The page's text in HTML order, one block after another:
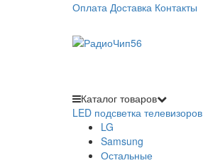
Оплата Доставка Контакты
Каталог товаров
LED подсветка телевизоров
LG
Samsung
Остальные